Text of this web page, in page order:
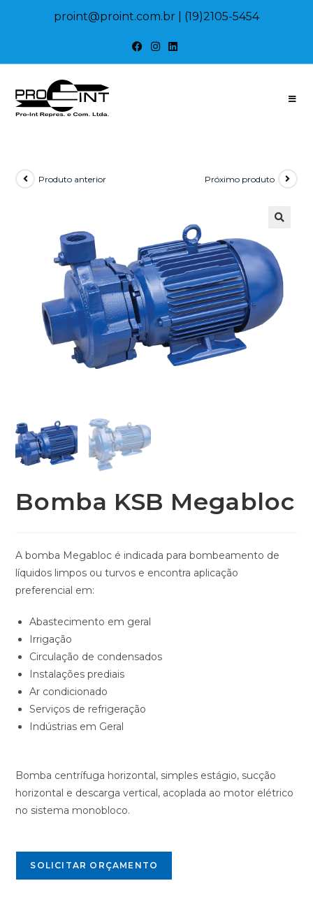
proint@proint.com.br | (19)2105-5454
Produto anterior Próximo produto
Bomba KSB Megabloc
A bomba Megabloc é indicada para bombeamento de
líquidos limpos ou turvos e encontra aplicação
preferencial em:
Abastecimento em geral
Irrigação
Circulação de condensados
Instalações prediais
Ar condicionado
Serviços de refrigeração
Indústrias em Geral
Bomba centrífuga horizontal, simples estágio, sucção
horizontal e descarga vertical, acoplada ao motor elétrico
no sistema monobloco.
SOLICITAR ORÇAMENTO